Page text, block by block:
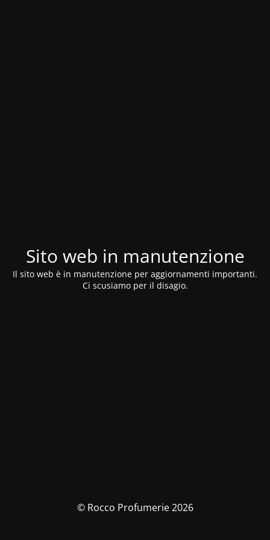
Sito web in manutenzione
Il sito web è in manutenzione per aggiornamenti importanti.
Ci scusiamo per il disagio.
© Rocco Profumerie 2026